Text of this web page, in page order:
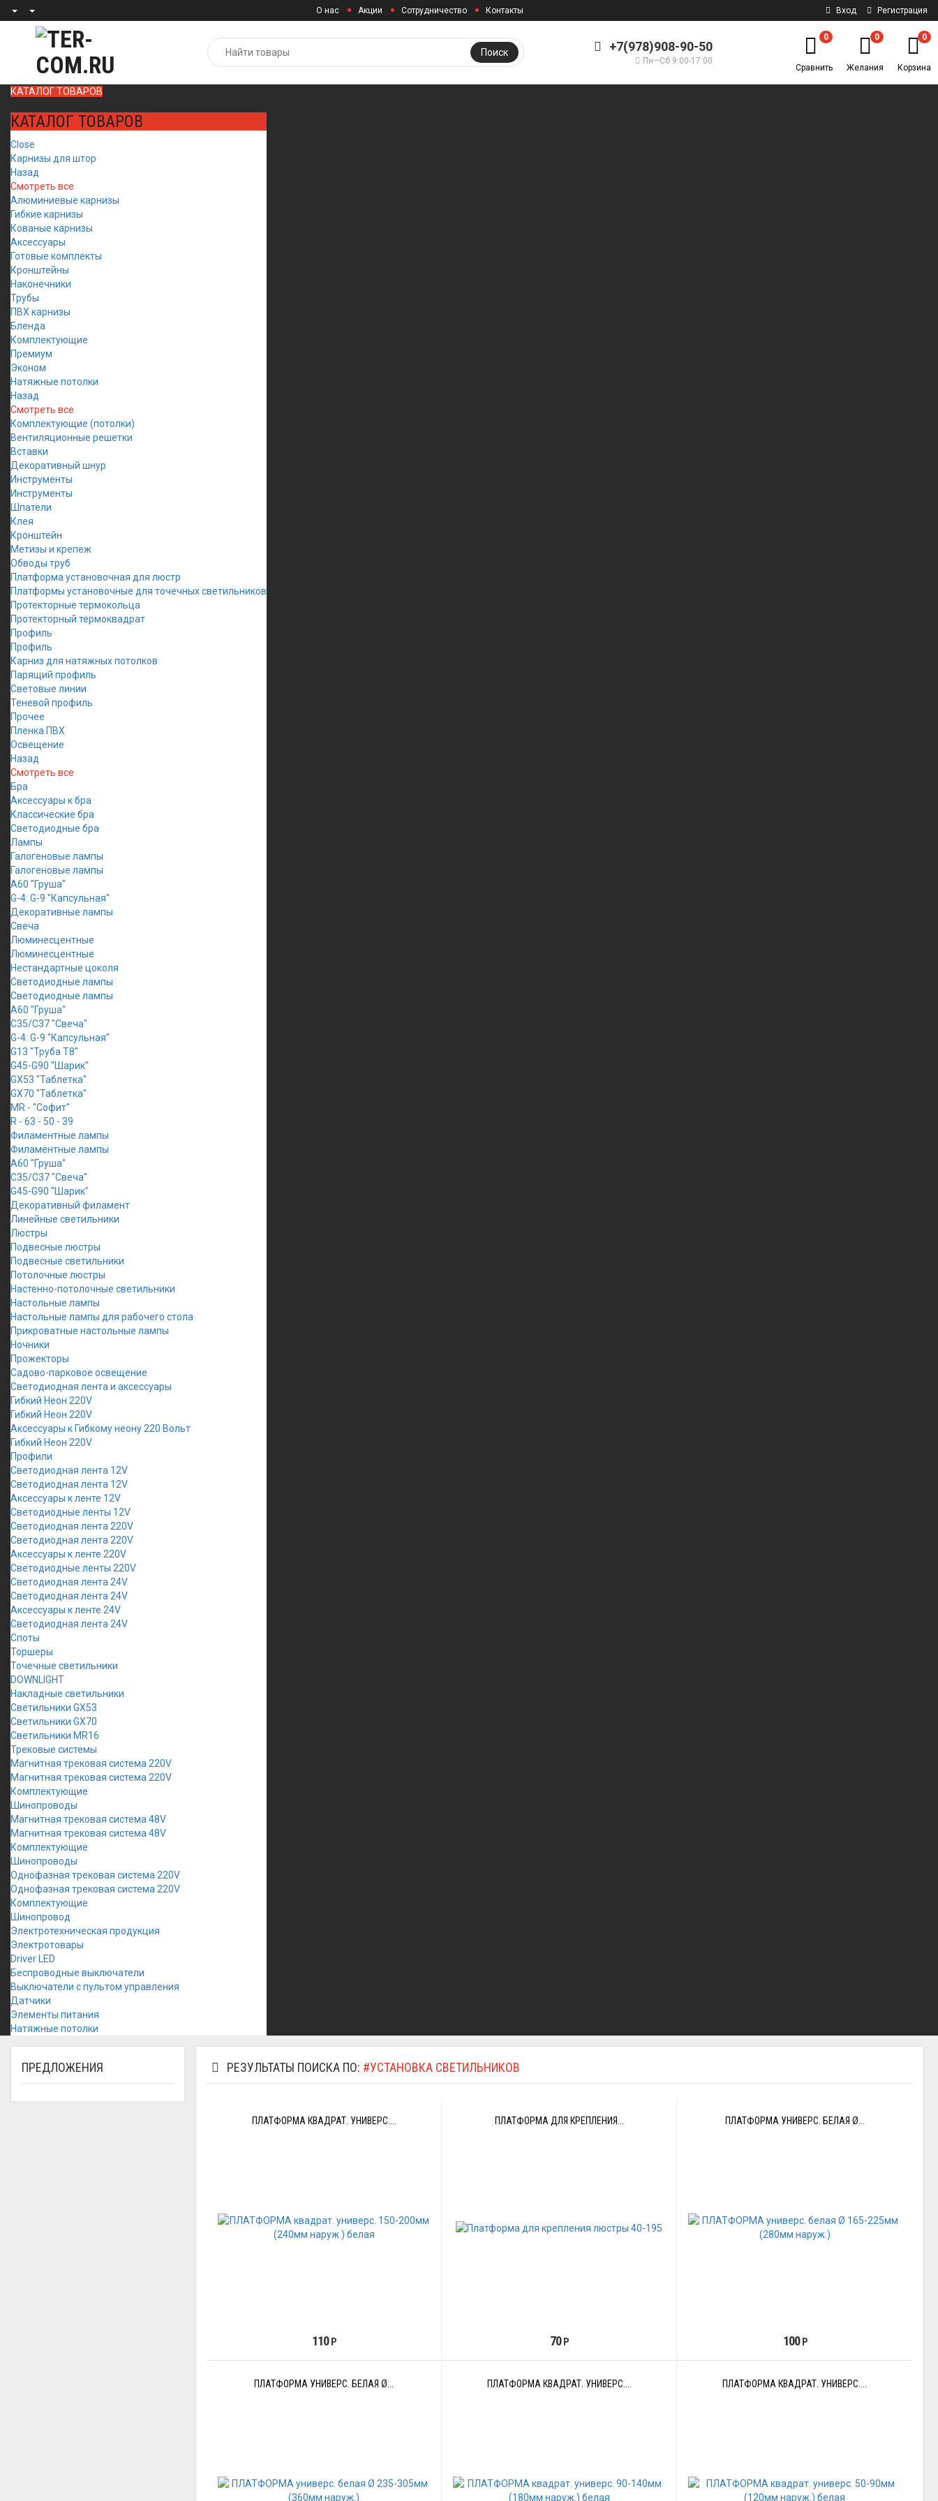
О нас Акции Сотрудничество Контакты Вход Регистрация
+7(978)908-90-50
Пн—Сб 9:00-17:00
Поиск
0
Сравнить
0
Желания
0
Корзина
КАТАЛОГ ТОВАРОВ
КАТАЛОГ ТОВАРОВ
Close
Карнизы для штор
Назад
Смотреть все
Алюминиевые карнизы
Гибкие карнизы
Кованые карнизы
Аксессуары
Готовые комплекты
Кронштейны
Наконечники
Трубы
ПВХ карнизы
Бленда
Комплектующие
Премиум
Эконом
Натяжные потолки
Назад
Смотреть все
Комплектующие (потолки)
Вентиляционные решетки
Вставки
Декоративный шнур
Инструменты
Инструменты
Шпатели
Клея
Кронштейн
Метизы и крепеж
Обводы труб
Платформа установочная для люстр
Платформы установочные для точечных светильников
Протекторные термокольца
Протекторный термоквадрат
Профиль
Профиль
Карниз для натяжных потолков
Парящий профиль
Световые линии
Теневой профиль
Прочее
Пленка ПВХ
Освещение
Назад
Смотреть все
Бра
Аксессуары к бра
Классические бра
Светодиодные бра
Лампы
Галогеновые лампы
Галогеновые лампы
A60 "Груша"
G-4: G-9 "Капсульная"
Декоративные лампы
Свеча
Люминесцентные
Люминесцентные
Нестандартные цоколя
Светодиодные лампы
Светодиодные лампы
A60 "Груша"
C35/C37 "Свеча"
G-4: G-9 "Капсульная"
G13 "Труба Т8"
G45-G90 "Шарик"
GX53 "Таблетка"
GX70 "Таблетка"
MR - "Софит"
R - 63 - 50 - 39
Филаментные лампы
Филаментные лампы
A60 "Груша"
C35/C37 "Свеча"
G45-G90 "Шарик"
Декоративный филамент
Линейные светильники
Люстры
Подвесные люстры
Подвесные светильники
Потолочные люстры
Настенно-потолочные светильники
Настольные лампы
Настольные лампы для рабочего стола
Прикроватные настольные лампы
Ночники
Прожекторы
Садово-парковое освещение
Светодиодная лента и аксессуары
Гибкий Неон 220V
Гибкий Неон 220V
Аксессуары к Гибкому неону 220 Вольт
Гибкий Неон 220V
Профили
Светодиодная лента 12V
Светодиодная лента 12V
Аксессуары к ленте 12V
Светодиодные ленты 12V
Светодиодная лента 220V
Светодиодная лента 220V
Аксессуары к ленте 220V
Светодиодные ленты 220V
Светодиодная лента 24V
Светодиодная лента 24V
Аксессуары к ленте 24V
Светодиодная лента 24V
Споты
Торшеры
Точечные светильники
DOWNLIGHT
Накладные светильники
Светильники GX53
Светильники GX70
Светильники MR16
Трековые системы
Магнитная трековая система 220V
Магнитная трековая система 220V
Комплектующие
Шинопроводы
Магнитная трековая система 48V
Магнитная трековая система 48V
Комплектующие
Шинопроводы
Однофазная трековая система 220V
Однофазная трековая система 220V
Комплектующие
Шинопровод
Электротехническая продукция
Электротовары
Driver LED
Беспроводные выключатели
Выключатели с пультом управления
Датчики
Элементы питания
Натяжные потолки
ПРЕДЛОЖЕНИЯ РЕЗУЛЬТАТЫ ПОИСКА ПО: #УСТАНОВКА СВЕТИЛЬНИКОВ
ПЛАТФОРМА КВАДРАТ. УНИВЕРС....
110 Р
ПЛАТФОРМА ДЛЯ КРЕПЛЕНИЯ...
70 Р
ПЛАТФОРМА УНИВЕРС. БЕЛАЯ Ø...
100 Р
ПЛАТФОРМА УНИВЕРС. БЕЛАЯ Ø... ПЛАТФОРМА КВАДРАТ. УНИВЕРС.... ПЛАТФОРМА КВАДРАТ. УНИВЕРС....